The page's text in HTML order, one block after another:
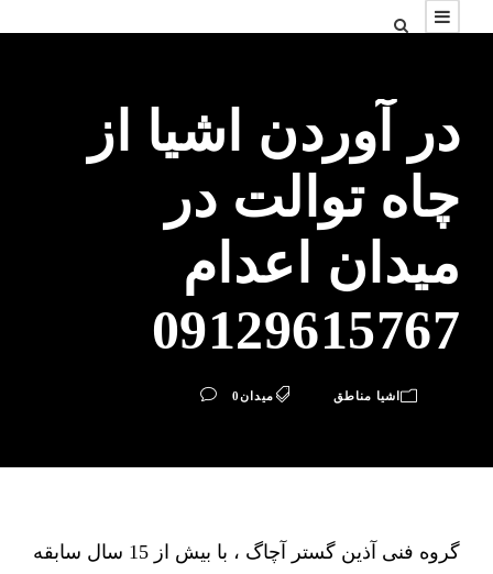
در آوردن اشیا از
چاه توالت در
میدان اعدام
09129615767
اشیا مناطق میدان0
گروه فنی آذین گستر آچاگ ، با بیش از 15 سال سابقه